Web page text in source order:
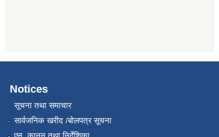
Notices
सूचना तथा समाचार
सार्वजनिक खरीद /बोलपत्र सूचना